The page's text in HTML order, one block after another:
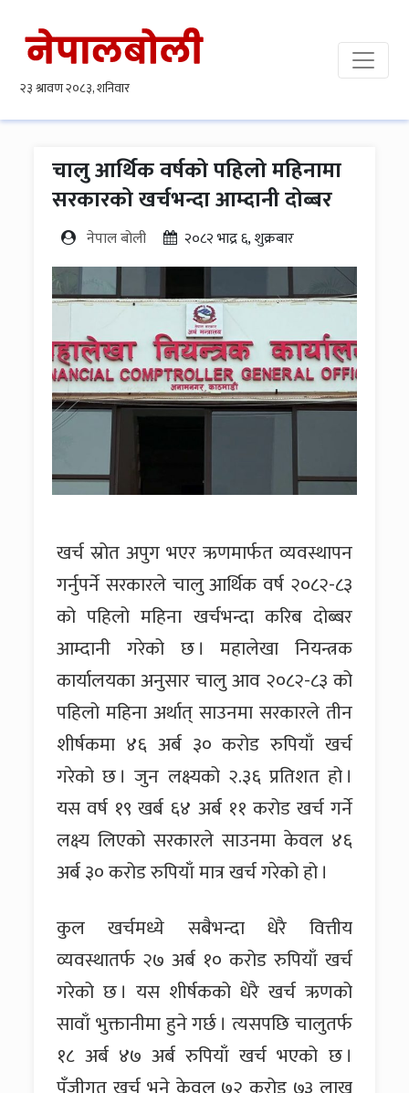
चालु आर्थिक वर्षको पहिलो महिनामा
सरकारको खर्चभन्दा आम्दानी दोब्बर
नेपाल बोली २०८२ भाद्र ६, शुक्रबार
खर्च स्रोत अपुग भएर ऋणमार्फत व्यवस्थापन
गर्नुपर्ने सरकारले चालु आर्थिक वर्ष २०८२-८३
को पहिलो महिना खर्चभन्दा करिब दोब्बर
आम्दानी गरेको छ । महालेखा नियन्त्रक
कार्यालयका अनुसार चालु आव २०८२-८३ को
पहिलो महिना अर्थात् साउनमा सरकारले तीन
शीर्षकमा ४६ अर्ब ३० करोड रुपियाँ खर्च
गरेको छ । जुन लक्ष्यको २.३६ प्रतिशत हो ।
यस वर्ष १९ खर्ब ६४ अर्ब ११ करोड खर्च गर्ने
लक्ष्य लिएको सरकारले साउनमा केवल ४६
अर्ब ३० करोड रुपियाँ मात्र खर्च गरेको हो ।
कुल खर्चमध्ये सबैभन्दा धेरै वित्तीय
व्यवस्थातर्फ २७ अर्ब १० करोड रुपियाँ खर्च
गरेको छ । यस शीर्षकको धेरै खर्च ऋणको
सावाँ भुक्तानीमा हुने गर्छ । त्यसपछि चालुतर्फ
१८ अर्ब ४७ अर्ब रुपियाँ खर्च भएको छ ।